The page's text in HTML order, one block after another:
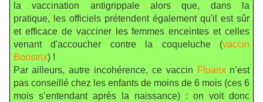
la vaccination antigrippale alors que, dans la
pratique, les officiels prétendent également qu'il est sûr
et efficace de vacciner les femmes enceintes et celles
venant d'accoucher contre la coqueluche (vaccin
Boostrix) !
Par ailleurs, autre incohérence, ce vaccin Fluarixn’est
pas conseillé chez les enfants de moins de 6 mois (ces 6
mois s’entendant après la naissance) : on voit donc